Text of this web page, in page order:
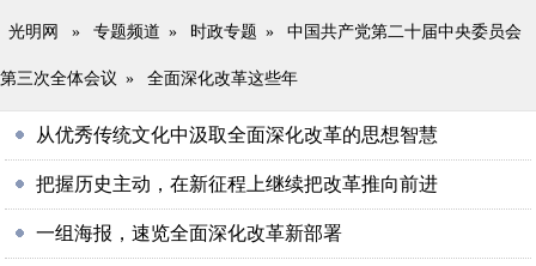
光明网 » 专题频道 » 时政专题 » 中国共产党第二十届中央委员会
第三次全体会议 » 全面深化改革这些年
从优秀传统文化中汲取全面深化改革的思想智慧
把握历史主动，在新征程上继续把改革推向前进
一组海报，速览全面深化改革新部署